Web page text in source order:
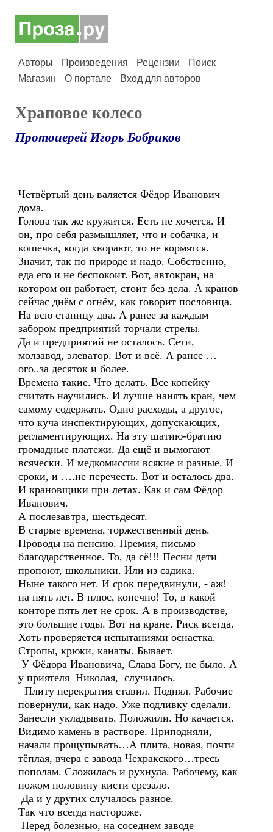
Авторы Произведения Рецензии
Поиск
Магазин
О портале Вход для авторов
Храповое колесо
Протоиерей Игорь Бобриков
Четвёртый день валяется Фёдор Иванович
дома.
Голова так же кружится. Есть не хочется. И
он, про себя размышляет, что и собачка, и
кошечка, когда хворают, то не кормятся.
Значит, так по природе и надо. Собственно,
еда его и не беспокоит. Вот, автокран, на
котором он работает, стоит без дела. А кранов
сейчас днём с огнём, как говорит пословица.
На всю станицу два. А ранее за каждым
забором предприятий торчали стрелы.
Да и предприятий не осталось. Сети,
молзавод, элеватор. Вот и всё. А ранее …
ого..за десяток и более.
Времена такие. Что делать. Все копейку
считать научились. И лучше нанять кран, чем
самому содержать. Одно расходы, а другое,
что куча инспектирующих, допускающих,
регламентирующих. На эту шатию-братию
громадные платежи. Да ещё и вымогают
всячески. И медкомиссии всякие и разные. И
сроки, и ….не перечесть. Вот и осталось два.
И крановщики при летах. Как и сам Фёдор
Иванович.
А послезавтра, шестьдесят.
В старые времена, торжественный день.
Проводы на пенсию. Премия, письмо
благодарственное. То, да сё!!! Песни дети
пропоют, школьники. Или из садика.
Ныне такого нет. И срок передвинули, - аж!
на пять лет. В плюс, конечно! То, в какой
конторе пять лет не срок. А в производстве,
это большие годы. Вот на кране. Риск всегда.
Хоть проверяется испытаниями оснастка.
Стропы, крюки, канаты. Бывает.
У Фёдора Ивановича, Слава Богу, не было. А
у приятеля Николая, случилось.
Плиту перекрытия ставил. Поднял. Рабочие
повернули, как надо. Уже подливку сделали.
Занесли укладывать. Положили. Но качается.
Видимо камень в растворе. Приподняли,
начали прощупывать…А плита, новая, почти
тёплая, вчера с завода Чехракского…тресь
пополам. Сложилась и рухнула. Рабочему, как
ножом половину кисти срезало.
Да и у других случалось разное.
Так что всегда настороже.
Перед болезнью, на соседнем заводе